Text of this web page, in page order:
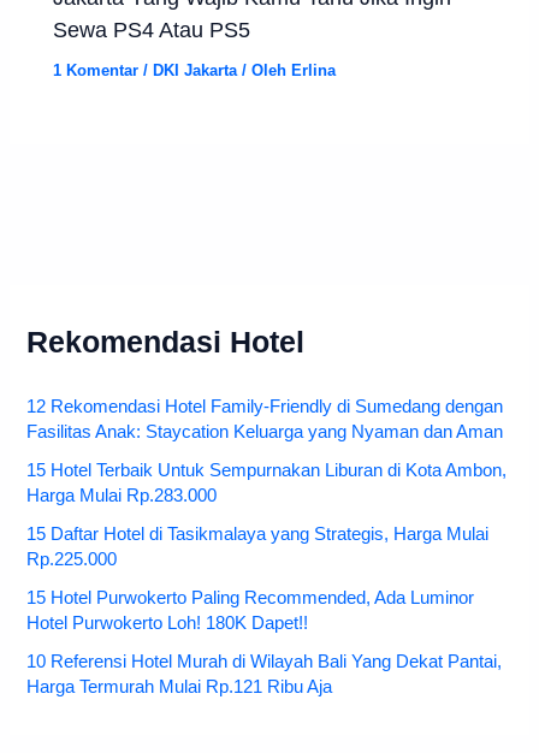
Sewa PS4 Atau PS5
1 Komentar / DKI Jakarta/ Oleh Erlina
Rekomendasi Hotel
12 Rekomendasi Hotel Family-Friendly di Sumedang dengan
Fasilitas Anak: Staycation Keluarga yang Nyaman dan Aman
15 Hotel Terbaik Untuk Sempurnakan Liburan di Kota Ambon,
Harga Mulai Rp.283.000
15 Daftar Hotel di Tasikmalaya yang Strategis, Harga Mulai
Rp.225.000
15 Hotel Purwokerto Paling Recommended, Ada Luminor
Hotel Purwokerto Loh! 180K Dapet!!
10 Referensi Hotel Murah di Wilayah Bali Yang Dekat Pantai,
Harga Termurah Mulai Rp.121 Ribu Aja